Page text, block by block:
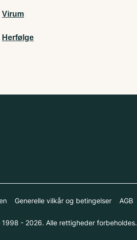
Virum
Herfølge
Generelle vilkår og betingelser AGB
- 2026. Alle rettigheder forbeholdes.